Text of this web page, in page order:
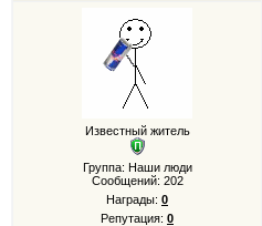
Известный житель
Группа: Наши люди
Сообщений: 202
Награды: 0
Репутация: 0